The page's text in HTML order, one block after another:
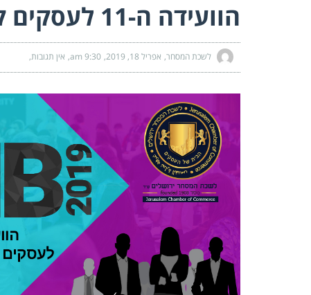
הוועידה ה-11 לעסקים קטנים ובינוניים
לשכת המסחר אפריל 18, 2019 9:30 am אין תגובות